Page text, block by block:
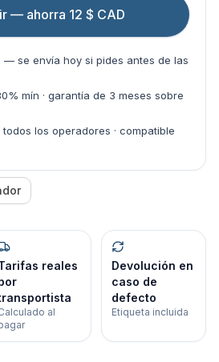
— ahorra 12 $ CAD
— se envía hoy si pides antes de las
mín · garantía de 3 meses sobre
los operadores · compatible
reales
al
Devolución en
caso de
defecto
Etiqueta incluida